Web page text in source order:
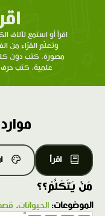
اقرأ أو استمع لآلاف
وتعلّم القرّاء من
مصورة، كتب دون
علمية، كتب حرف
اقرأ
مَنْ يَتَكَلَّمُ؟؟
الموضوعات: الحيوانات،